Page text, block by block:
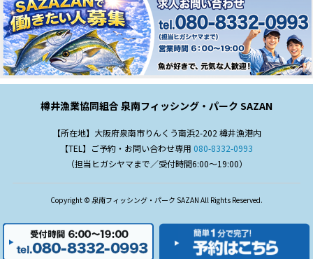
樽井漁業協同組合 泉南フィッシング・パーク SAZAN
【所在地】大阪府泉南市りんくう南浜2-202 樽井漁港内
【TEL】ご予約・お問い合わせ専用 080-8332-0993
（担当ヒガシヤマまで／受付時間6:00～19:00）
Copyright © 泉南フィッシング・パーク SAZAN All Rights Reserved.